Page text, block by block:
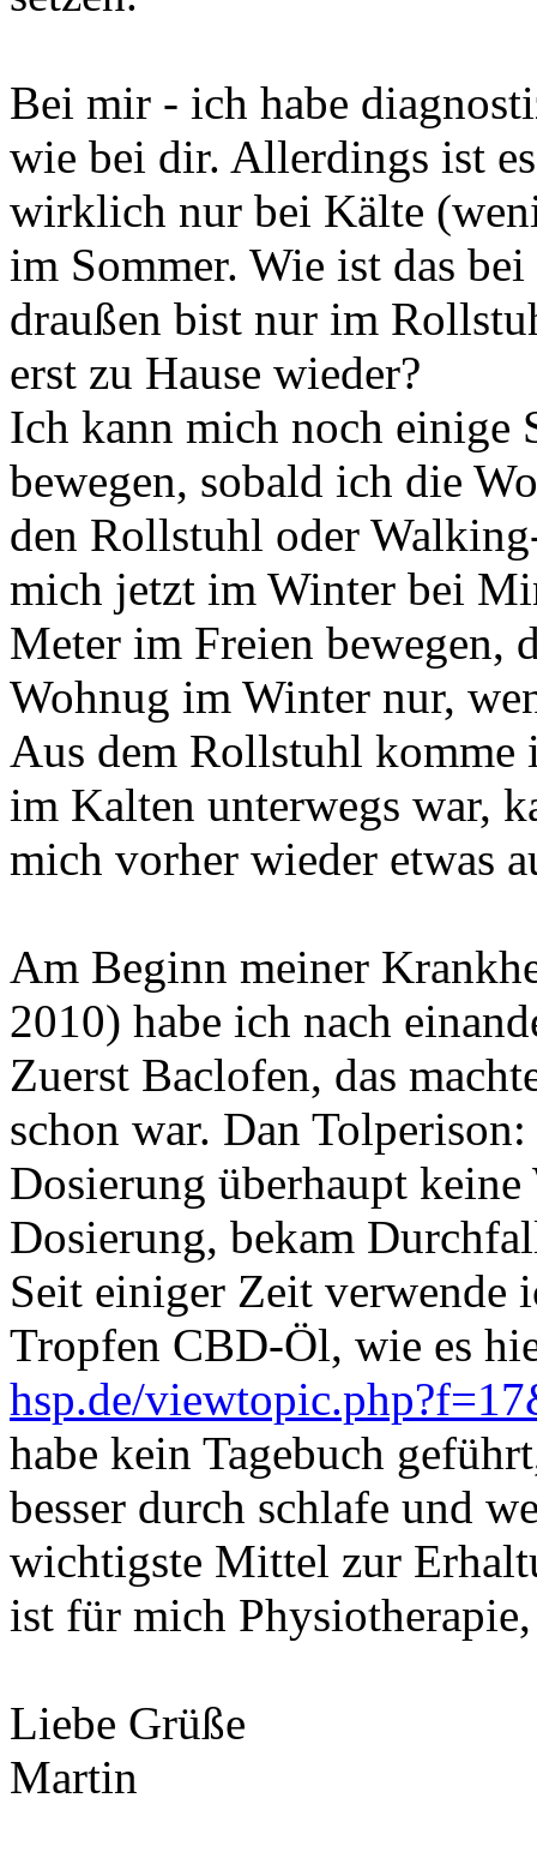
Bei mir - ich habe
wie bei dir. Allerdings ist
wirklich nur bei Kälte
im Sommer. Wie ist das
draußen bist nur im
erst zu Hause wieder?
Ich kann mich noch
bewegen, sobald ich die
den Rollstuhl oder
mich jetzt im Winter bei
Meter im Freien bewegen,
Wohnug im Winter nur,
Aus dem Rollstuhl komme
im Kalten unterwegs war,
mich vorher wieder etwas
Am Beginn meiner
2010) habe ich nach
Zuerst Baclofen, das
schon war. Dan
Dosierung überhaupt
Dosierung, bekam
Seit einiger Zeit verwende
Tropfen CBD-Öl, wie es
hsp.de/
habe kein Tagebuch
besser durch schlafe und
wichtigste Mittel zur
ist für mich
Liebe Grüße
Martin